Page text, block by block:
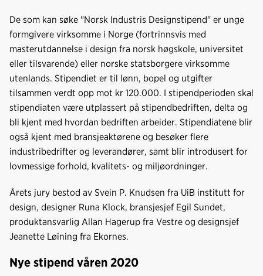
De som kan søke "Norsk Industris Designstipend" er unge
formgivere virksomme i Norge (fortrinnsvis med
masterutdannelse i design fra norsk høgskole, universitet
eller tilsvarende) eller norske statsborgere virksomme
utenlands. Stipendiet er til lønn, bopel og utgifter
tilsammen verdt opp mot kr 120.000. I stipendperioden skal
stipendiaten være utplassert på stipendbedriften, delta og
bli kjent med hvordan bedriften arbeider. Stipendiatene blir
også kjent med bransjeaktørene og besøker flere
industribedrifter og leverandører, samt blir introdusert for
lovmessige forhold, kvalitets- og miljøordninger.
Årets jury bestod av Svein P. Knudsen fra UiB institutt for
design, designer Runa Klock, bransjesjef Egil Sundet,
produktansvarlig Allan Hagerup fra Vestre og designsjef
Jeanette Løining fra Ekornes.
Nye stipend våren 2020